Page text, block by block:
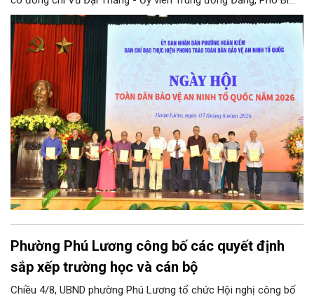
thư Thành ủy, Chủ tịch UBND thành phố; Đại tá Nguyễn Tiến Đạt,
Ủy viên Ban Thường vụ Đảng ủy, Phó Giám đốc Công an thành
phố Hà Nội, cùng dự có các đồng chí đại diện lãnh đạo các Sở,
ban, ngành thuộc Thành phố Hà Nội, các phòng nghiệp vụ Công
an Thành phố Hà Nội.
Phường Phú Lương công bố các quyết định
sắp xếp trường học và cán bộ
Chiều 4/8, UBND phường Phú Lương tổ chức Hội nghị công bố